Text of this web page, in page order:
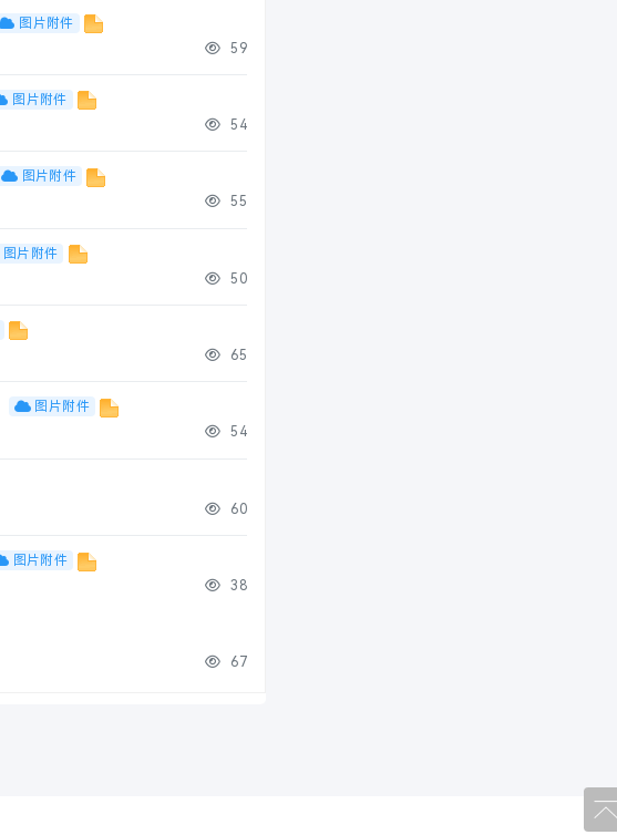
图片附件
59
图片附件
54
图片附件
55
图片附件
50
65
图片附件
54
60
图片附件
38
67